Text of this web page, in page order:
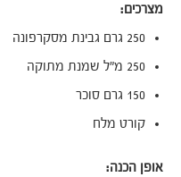
מצרכים:
250 גרם גבינת מסקרפונה
250 מ"ל שמנת מתוקה
150 גרם סוכר
קורט מלח
אופן הכנה: